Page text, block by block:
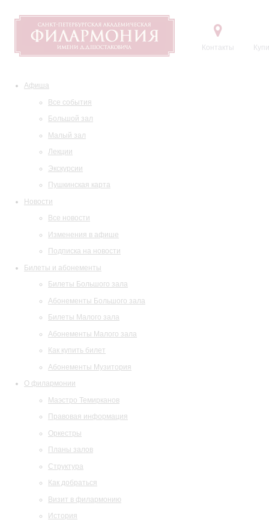
Контакты
Афиша
Все события
Большой зал
Малый зал
Лекции
Экскурсии
Пушкинская карта
Новости
Все новости
Изменения в афише
Подписка на новости
Билеты и абонементы
Билеты Большого зала
Абонементы Большого зала
Билеты Малого зала
Абонементы Малого зала
Как купить билет
Абонементы Музитория
О филармонии
Маэстро Темирканов
Правовая информация
Оркестры
Планы залов
Структура
Как добраться
Визит в филармонию
История